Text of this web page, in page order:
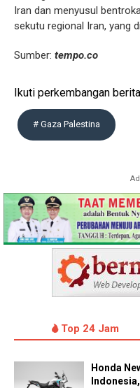
Iran dan menyusul
sekutu regional Iran, yang
Sumber: tempo.co
Ikuti perkembangan
# Gaza Palestina
Top 24 Jam
Honda